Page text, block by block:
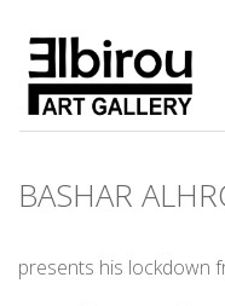
BASHAR
presents his lockdown